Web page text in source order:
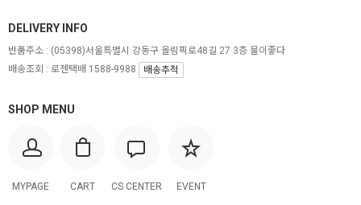
SHOP MENU
MYPAGE CART CS CENTER EVENT
DELIVERY INFO
반품주소 : (05398)서울특별시 강동구 올림픽로48길 27 3층 물이좋다
배송조회 : 로젠택배 1588-9988
배송추적